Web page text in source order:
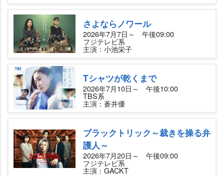
さよならノワール
2026年7月7日～ 午後09:00
フジテレビ系
主演：小池栄子
Tシャツが乾くまで
2026年7月10日～ 午後10:00
TBS系
主演：蒼井優
ブラックトリック～裁きを操る弁
護人～
2026年7月20日～ 午後09:00
フジテレビ系
主演：GACKT